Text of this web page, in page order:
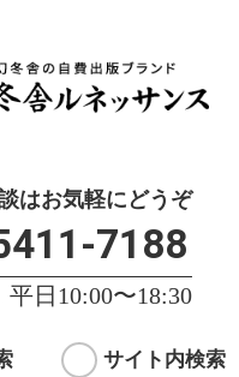
はお気軽にどうぞ
7188
日10:00〜18:30
サイト内検索